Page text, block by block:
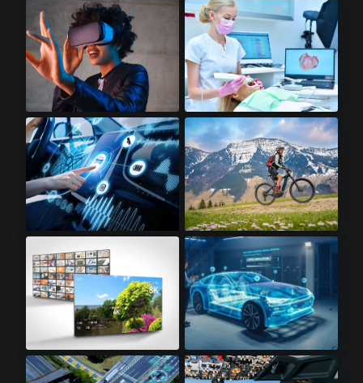
便携式超声波​
虚拟现实​ 牙科扫描仪
电动自行车​
8K电视​ 汽车工业